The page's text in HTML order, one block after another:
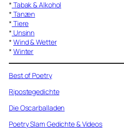
* Tabak & Alkohol
* Tanzen
* Tiere
* Unsinn
* Wind & Wetter
* Winter
Best of Poetry
Ripostegedichte
Die Oscarballaden
Poetry Slam Gedichte & Videos